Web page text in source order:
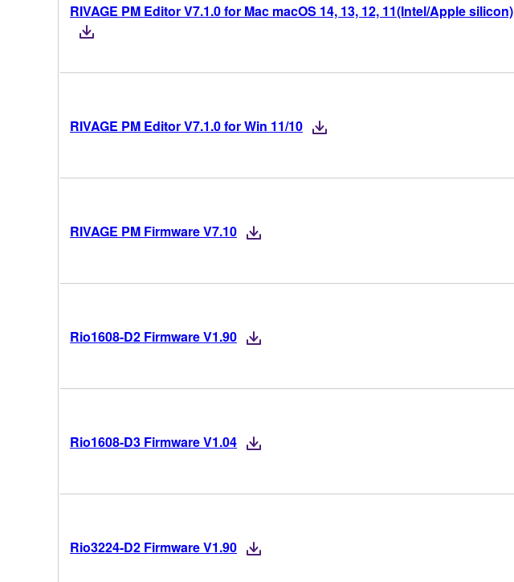
RIVAGE PM Editor V7.1.0 for Mac macOS 14, 13, 12, 11(Intel/Apple silicon)
RIVAGE PM Editor V7.1.0 for Win 11/10
RIVAGE PM Firmware V7.10
Rio1608-D2 Firmware V1.90
Rio1608-D3 Firmware V1.04
Rio3224-D2 Firmware V1.90